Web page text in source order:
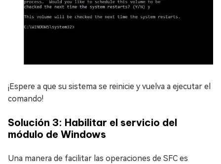
¡Espere a que su sistema se reinicie y vuelva a ejecutar el
comando!
Solución 3: Habilitar el servicio del
módulo de Windows
Una manera de facilitar las operaciones de SFC es